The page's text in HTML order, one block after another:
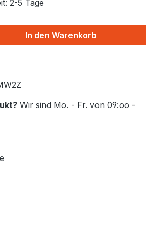
2-5 Tage
den gewünschten Wert
In den Warenkorb
Wir sind Mo. - Fr. von 09:oo -